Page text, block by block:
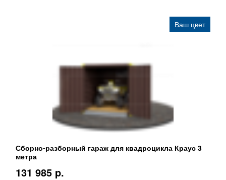
Ваш цвет
Сборно-разборный гараж для квадроцикла Краус 3
метра
131 985 p.